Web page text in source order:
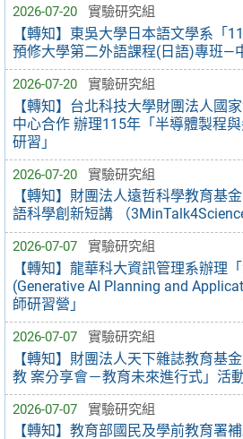
2026-07-20 實驗研究組
【轉知】東吳大學日本語文學系「
預修大學第二外語課程(日語)專班—
2026-07-20 實驗研究組
【轉知】台北科技大學財團法人國
中心合作 辦理115年「半導體製程
研習」
2026-07-20 實驗研究組
【轉知】財團法人遠哲科學教育基
語科學創新短講 （
2026-07-07 實驗研究組
【轉知】龍華科大資訊管理系辦理
(Generative AI Planning and
師研習營」
2026-07-07 實驗研究組
【轉知】財團法人天下雜誌教育基
教 案分享會－教育未來進行式」活
2026-07-07 實驗研究組
【轉知】教育部國民及學前教育署